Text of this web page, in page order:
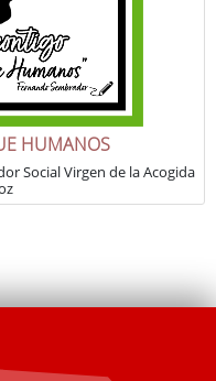
HUMANOS
Social Virgen de la Acogida